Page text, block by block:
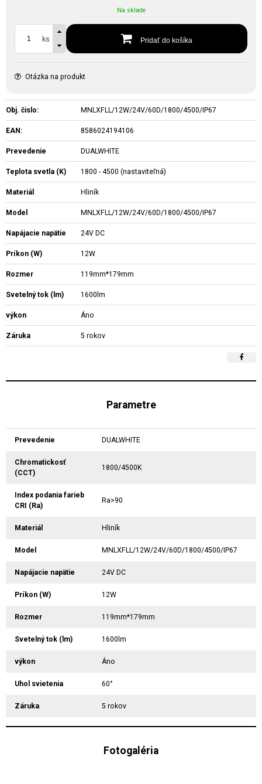
Na sklade
ks Pridať do košíka
Otázka na produkt
Obj. čislo: MNLXFLL/12W/24V/60D/1800/4500/IP67
EAN: 8586024194106
Prevedenie DUALWHITE
Teplota svetla (K) 1800 - 4500 (nastaviteľná)
Materiál Hliník
Model MNLXFLL/12W/24V/60D/1800/4500/IP67
Napájacie napätie 24V DC
Príkon (W) 12W
Rozmer 119mm*179mm
Svetelný tok (lm) 1600lm
výkon Áno
Záruka 5 rokov
Parametre
Prevedenie DUALWHITE
Chromatickosť
(CCT)
1800/4500K
Index podania farieb
CRI (Ra)
Ra>90
Materiál Hliník
Model MNLXFLL/12W/24V/60D/1800/4500/IP67
Napájacie napätie 24V DC
Príkon (W) 12W
Rozmer 119mm*179mm
Svetelný tok (lm) 1600lm
výkon Áno
Uhol svietenia 60°
Záruka 5 rokov
Fotogaléria